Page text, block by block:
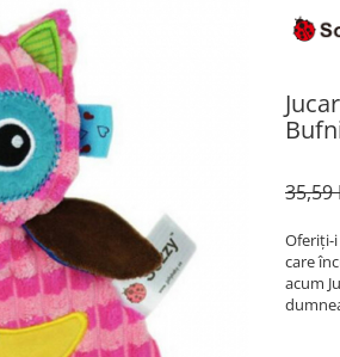
35,59
Oferiți-
care
acum